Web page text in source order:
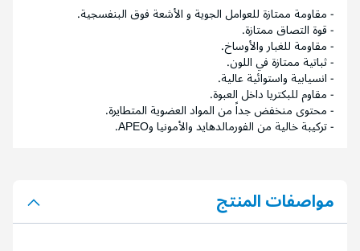
- مقاومة ممتازة للعوامل الجوية و الأشعة فوق البنفسجية.
- قوة التصاق ممتازة.
- مقاومة للغبار والأوساخ.
- ثباتية ممتازة في اللون.
- انسيابية واستوائية عالية.
- مقاوم للبكتريا داخل العبوة.
- محتوى منخفض جداً من المواد العضوية المتطايرة.
- تركيبة خالية من الفورمالدهايد والأمونيا وAPEO.
مواصفات المنتج